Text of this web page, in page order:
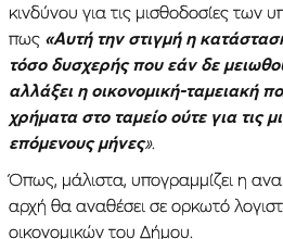
κινδύνου για τις μισθοδοσίες
πως «Αυτή την στιγμή η
τόσο δυσχερής που εάν δε
αλλάξει η οικονομική-ταμειακή
χρήματα στο ταμείο ούτε για τις
επόμενους μήνες».
Όπως, μάλιστα, υπογραμμίζει η
αρχή θα αναθέσει σε ορκωτό
οικονομικών του Δήμου.